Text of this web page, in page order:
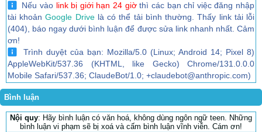
Nếu vào link bị giới hạn 24 giờthì các bạn chỉ việc đăng nhập
tài khoảnGoogle Drivelà có thể tải bình thường. Thấy link tải lỗi
(404), báo ngay dưới bình luận để được sửa link nhanh nhất. Cảm
ơn!
Trình duyệt của bạn: Mozilla/5.0 (Linux; Android 14; Pixel 8)
AppleWebKit/537.36 (KHTML, like Gecko) Chrome/131.0.0.0
Mobile Safari/537.36; ClaudeBot/1.0; +claudebot@anthropic.com)
Bình luận
Nội quy: Hãy bình luận có văn hoá, không dùng ngôn ngữ teen. Những
bình luận vi phạm sẽ bị xoá và cấm bình luận vĩnh viễn. Cám ơn!